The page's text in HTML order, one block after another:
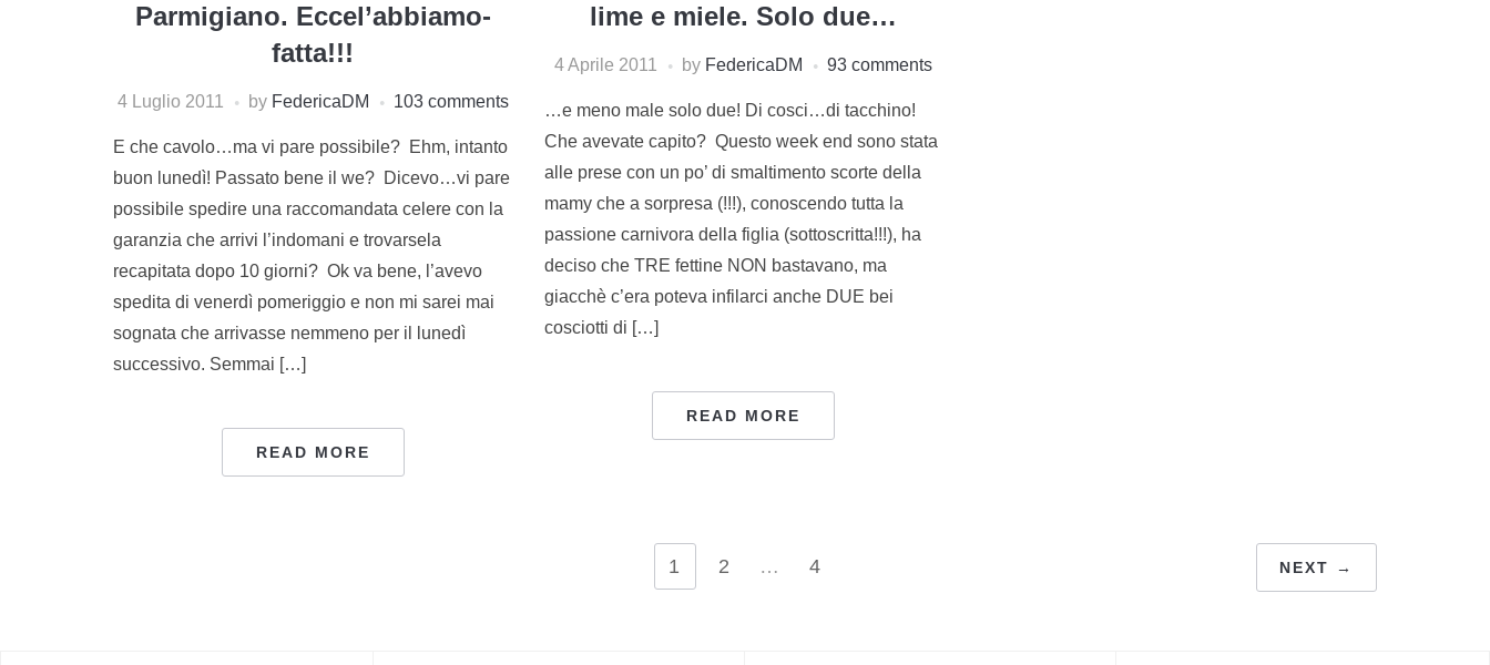
Parmigiano. Eccel’abbiamo-
fatta!!!
4 Luglio 2011 by FedericaDM 103 comments
E che cavolo…ma vi pare possibile? Ehm, intanto
buon lunedì! Passato bene il we? Dicevo…vi pare
possibile spedire una raccomandata celere con la
garanzia che arrivi l’indomani e trovarsela
recapitata dopo 10 giorni? Ok va bene, l’avevo
spedita di venerdì pomeriggio e non mi sarei mai
sognata che arrivasse nemmeno per il lunedì
successivo. Semmai […]
READ MORE
lime e miele. Solo due…
4 Aprile 2011 by FedericaDM 93 comments
…e meno male solo due! Di cosci…di tacchino!
Che avevate capito? Questo week end sono stata
alle prese con un po’ di smaltimento scorte della
mamy che a sorpresa (!!!), conoscendo tutta la
passione carnivora della figlia (sottoscritta!!!), ha
deciso che TRE fettine NON bastavano, ma
giacchè c’era poteva infilarci anche DUE bei
cosciotti di […]
READ MORE
1 2 … 4 NEXT →